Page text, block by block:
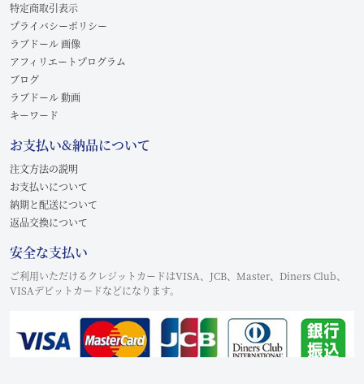
特定商取引表示
プライバシーポリシー
ラブドール 画像
アフィリエートプログラム
ブログ
ラブドール 動画
キーワード
お支払い&納品について
注文方法の説明
お支払いについて
納期と配送について
返品交換について
安全な支払い
ご利用いただけるクレジットカードはVISA、JCB、Master、Diners Club、
VISAデビットカードなどになります。